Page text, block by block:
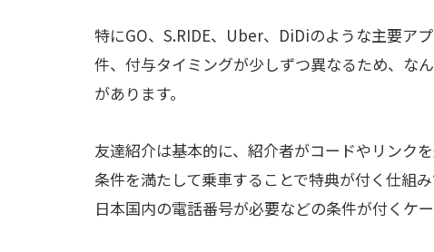
特にGO、S.RIDE、Uber、DiDiのような主要ア
件、付与タイミングが少しずつ異なるため、な
があります。
友達紹介は基本的に、紹介者がコードやリンク
条件を満たして乗車することで特典が付く仕組
日本国内の電話番号が必要などの条件が付くケー